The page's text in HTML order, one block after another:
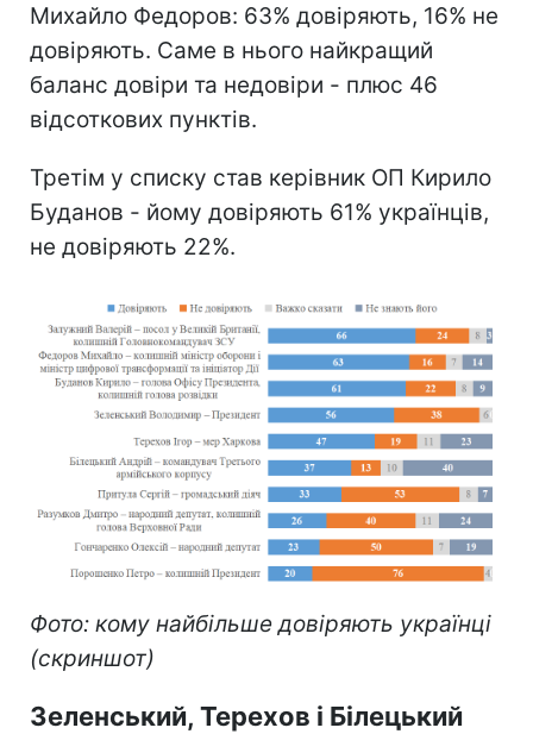
Михайло Федоров: 63% довіряють, 16% не
довіряють. Саме в нього найкращий
баланс довіри та недовіри - плюс 46
відсоткових пунктів.
Третім у списку став керівник ОП Кирило
Буданов - йому довіряють 61% українців,
не довіряють 22%.
Фото: кому найбільше довіряють українці
(скриншот)
Зеленський, Терехов і Білецький